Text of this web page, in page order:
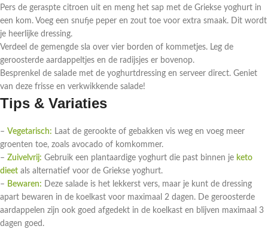
Pers de geraspte citroen uit en meng het sap met de Griekse yoghurt in
een kom. Voeg een snufje peper en zout toe voor extra smaak. Dit wordt
je heerlijke dressing.
Verdeel de gemengde sla over vier borden of kommetjes. Leg de
geroosterde aardappeltjes en de radijsjes er bovenop.
Besprenkel de salade met de yoghurtdressing en serveer direct. Geniet
van deze frisse en verkwikkende salade!
Tips & Variaties
– Vegetarisch: Laat de gerookte of gebakken vis weg en voeg meer
groenten toe, zoals avocado of komkommer.
– Zuivelvrij: Gebruik een plantaardige yoghurt die past binnen je keto
dieet als alternatief voor de Griekse yoghurt.
– Bewaren: Deze salade is het lekkerst vers, maar je kunt de dressing
apart bewaren in de koelkast voor maximaal 2 dagen. De geroosterde
aardappelen zijn ook goed afgedekt in de koelkast en blijven maximaal 3
dagen goed.